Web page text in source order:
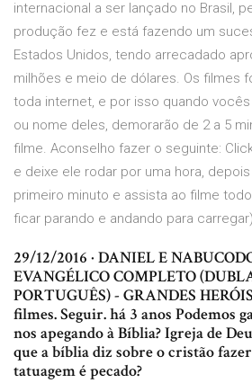
internacional a ser lançado no Brasil,
produção fez e está fazendo um
Estados Unidos, tendo arrecadado
milhões e meio de dólares. Os filmes
toda internet, e por isso quando
ou nome deles, demorarão de 2 a 5
filme. Aconselho fazer o seguinte:
e deixe ele rodar por uma hora,
primeiro minuto e assista ao filme
ficar parando e andando para
29/12/2016 · DANIEL E
EVANGÉLICO COMPLETO
PORTUGUÊS) - GRANDES
filmes. Seguir. há 3 anos Podemos
nos apegando à Bíblia? Igreja de
que a bíblia diz sobre o cristão
tatuagem é pecado?